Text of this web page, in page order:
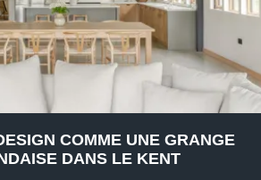
COMME UNE GRANGE
DANS LE KENT